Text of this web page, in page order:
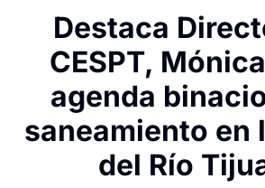
Destaca
CESPT,
agenda
saneamiento en
del Río